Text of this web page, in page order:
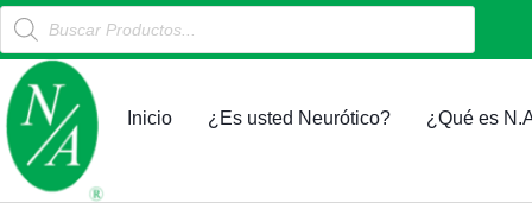
al
contenido
Products
search
Inicio ¿Es usted Neurótico? ¿Qué es